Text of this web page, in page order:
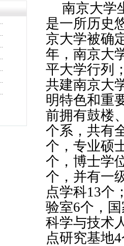
南京大学
是一所历史
京大学被确
年，南京大
平大学行列
共建南京大
明特色和重
前拥有鼓楼
个系，共有
个，专业硕
个，博士学
个，并有一
点学科13个
验室6个，
科学与技术
点研究基地